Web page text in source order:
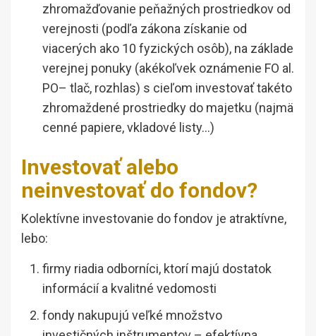
zhromažďovanie peňažných prostriedkov od
verejnosti (podľa zákona získanie od
viacerých ako 10 fyzických osôb), na základe
verejnej ponuky (akékoľvek oznámenie FO al.
PO– tlač, rozhlas) s cieľom investovať takéto
zhromaždené prostriedky do majetku (najmä
cenné papiere, vkladové listy…)
Investovať alebo
neinvestovať do fondov?
Kolektívne investovanie do fondov je atraktívne,
lebo:
firmy riadia odborníci, ktorí majú dostatok
informácií a kvalitné vedomosti
fondy nakupujú veľké množstvo